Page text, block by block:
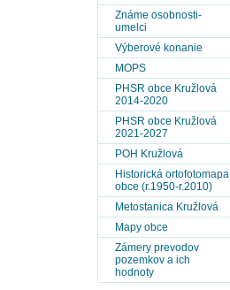
Známe osobnosti-
umelci
Výberové konanie
MOPS
PHSR obce Kružlová
2014-2020
PHSR obce Kružlová
2021-2027
POH Kružlová
Historická ortofotomapa
obce (r.1950-r.2010)
Metostanica Kružlová
Mapy obce
Zámery prevodov
pozemkov a ich
hodnoty